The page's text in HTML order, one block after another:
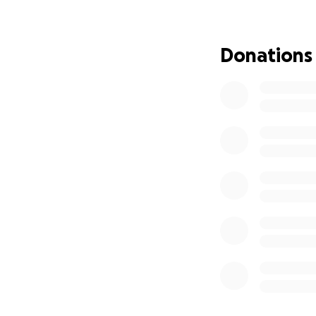
Dovrò fare debiti
un figlio e chi ha
Donations